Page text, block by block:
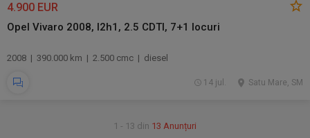
4.900 EUR
Opel Vivaro 2008, l2h1, 2.5 CDTI, 7+1 locuri
2008 | 390.000 km | 2.500 cmc | diesel
Satu Mare, SM
14 jul.
1 - 13 din 13 Anunțuri